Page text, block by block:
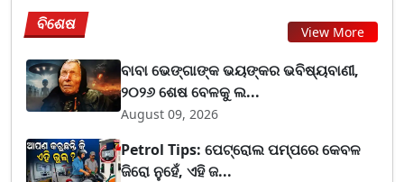
ବିଶେଷ View More
ବାବା ଭେଙ୍ଗାଙ୍କ ଭୟଙ୍କର ଭବିଷ୍ୟବାଣୀ,
୨୦୨୬ ଶେଷ ବେଳକୁ ଲ...
August 09, 2026
Petrol Tips: ପେଟ୍ରୋଲ ପମ୍ପରେ କେବଳ
ଜିରୋ ନୁହେଁ, ଏହି ଜ...